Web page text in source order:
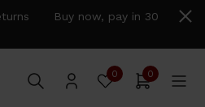
Buy now, pay in 30
0 0